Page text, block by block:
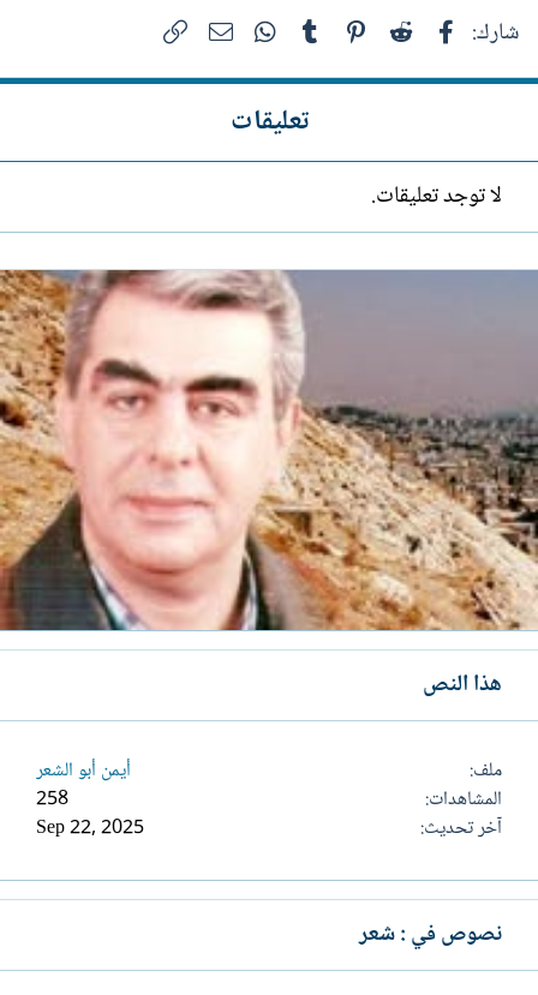
شارك: فيسبوك Reddit
Pinterest
Tumblr
WhatsAppالبريد الإلكتروني
تعليقات
لا توجد تعليقات.
هذا النص
ملف
أيمن أبو الشعر
المشاهدات
258
آخر تحديث
Sep 22, 2025
نصوص في : شعر